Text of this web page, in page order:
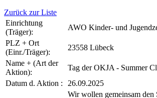
Zurück zur Liste
Einrichtung
(Träger):
AWO Kinder- und
PLZ + Ort
(Einr./Träger):
23558 Lübeck
Name + (Art der
Aktion):
Tag der OKJA - Summer
Datum d. Aktion :
26.09.2025
Wir wollen gemeinsam den